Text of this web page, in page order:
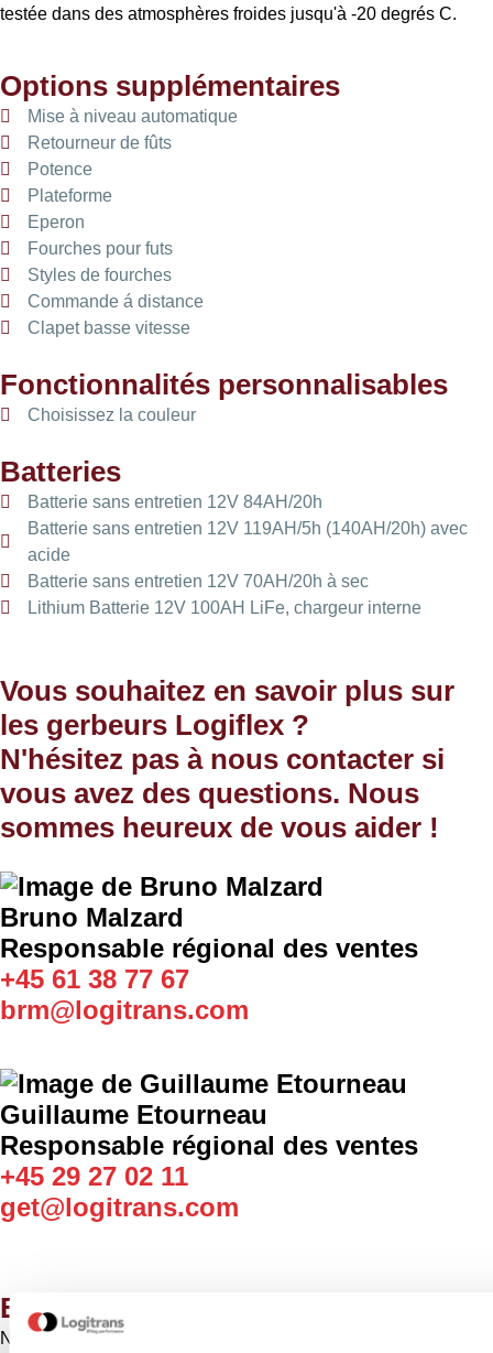
testée dans des atmosphères froides jusqu'à -20 degrés C.
Options supplémentaires
Mise à niveau automatique
Retourneur de fûts
Potence
Plateforme
Eperon
Fourches pour futs
Styles de fourches
Commande á distance
Clapet basse vitesse
Fonctionnalités personnalisables
Choisissez la couleur
Batteries
Batterie sans entretien 12V 84AH/20h
Batterie sans entretien 12V 119AH/5h (140AH/20h) avec
acide
Batterie sans entretien 12V 70AH/20h à sec
Lithium Batterie 12V 100AH LiFe, chargeur interne
Vous souhaitez en savoir plus sur
les gerbeurs Logiflex ?
N'hésitez pas à nous contacter si
vous avez des questions. Nous
sommes heureux de vous aider !
Bruno Malzard
Responsable régional des ventes
+45 61 38 77 67
brm@logitrans.com
Guillaume Etourneau
Responsable régional des ventes
+45 29 27 02 11
get@logitrans.com
Entrer en contact
N'hésitez pas à nous contacter pour toute question ou